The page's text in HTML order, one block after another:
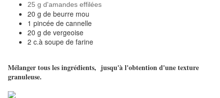
25 g d'amandes effilées
20 g de beurre mou
1 pincée de cannelle
20 g de vergeoise
2 c.à soupe de farine
Mélanger tous les ingrédients, jusqu'à l'obtention d'une texture
granuleuse.